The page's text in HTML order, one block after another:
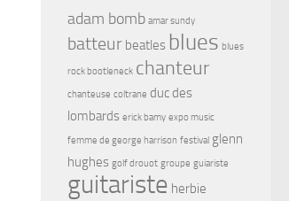
adam bomb amar sundy
batteur beatles blues blues
rock bootleneck chanteur
chanteuse coltrane duc des
lombards erick bamy expo music
femme de george harrison festival glenn
hughes golf drouot groupe guiariste
guitariste herbie